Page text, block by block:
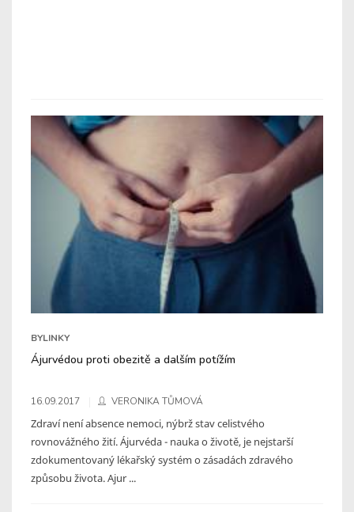
BYLINKY
Ájurvédou proti obezitě a dalším potížím
16.09.2017 VERONIKA TŮMOVÁ
Zdraví není absence nemoci, nýbrž stav celistvého
rovnovážného žití. Ájurvéda - nauka o životě, je nejstarší
zdokumentovaný lékařský systém o zásadách zdravého
způsobu života. Ajur ...